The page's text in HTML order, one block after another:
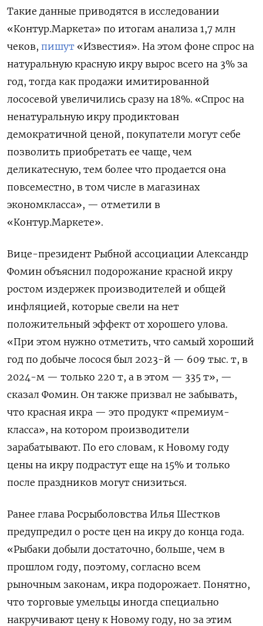
Такие данные приводятся в исследовании
«Контур.Маркета» по итогам анализа 1,7 млн
чеков, пишут «Известия». На этом фоне спрос на
натуральную красную икру вырос всего на 3% за
год, тогда как продажи имитированной
лососевой увеличились сразу на 18%. «Спрос на
ненатуральную икру продиктован
демократичной ценой, покупатели могут себе
позволить приобретать ее чаще, чем
деликатесную, тем более что продается она
повсеместно, в том числе в магазинах
экономкласса», — отметили в
«Контур.Маркете».
Вице-президент Рыбной ассоциации Александр
Фомин объяснил подорожание красной икру
ростом издержек производителей и общей
инфляцией, которые свели на нет
положительный эффект от хорошего улова.
«При этом нужно отметить, что самый хороший
год по добыче лосося был 2023-й — 609 тыс. т, в
2024-м — только 220 т, а в этом — 335 т», —
сказал Фомин. Он также призвал не забывать,
что красная икра — это продукт «премиум-
класса», на котором производители
зарабатывают. По его словам, к Новому году
цены на икру подрастут еще на 15% и только
после праздников могут снизиться.
Ранее глава Росрыболовства Илья Шестков
предупредил о росте цен на икру до конца года.
«Рыбаки добыли достаточно, больше, чем в
прошлом году, поэтому, согласно всем
рыночным законам, икра подорожает. Понятно,
что торговые умельцы иногда специально
накручивают цену к Новому году, но за этим